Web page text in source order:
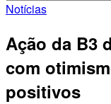
Notícias
Ação da B3
com
positivos